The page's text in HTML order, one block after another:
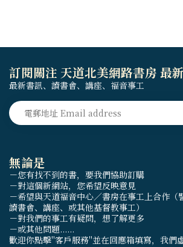
無論是
－您有找不到的書，要我們協助訂購
－對這個新網站，您希望反映意見
－希望與天道福音中心／書房在事工上合作（
讀書會、講座、或其他基督教事工）
－對我們的事工有疑問，想了解更多
－或其他問題......
歡迎你點擊"客戶服務"並在回應箱填寫，我們
訂閱關注 天道北美網路書房 最新
最新書訊、讀書會、講座、福音事工